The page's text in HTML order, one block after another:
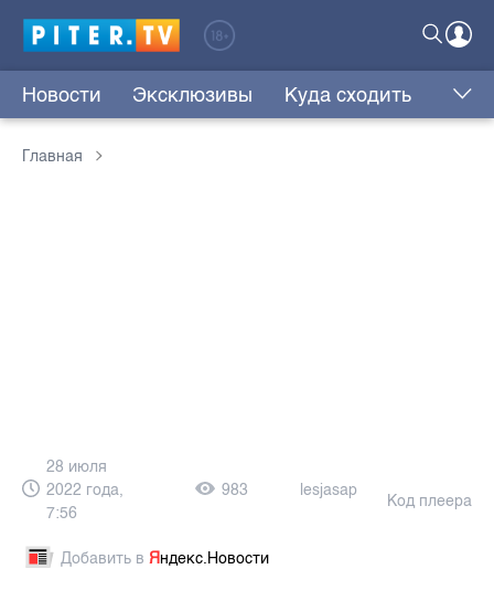
Новости Эксклюзивы Куда сходить
Главная
28 июля
2022 года,
7:56
983 lesjasap
Код плеера
Добавить в Яндекс.Новости